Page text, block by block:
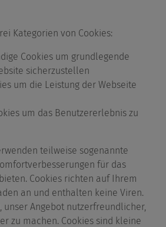
Kategorien von Cookies:
Cookies um grundlegende
sicherzustellen
um die Leistung der Webseite
um das Benutzererlebnis zu
teilweise sogenannte
für das
Cookies richten auf Ihrem
an und enthalten keine Viren.
unser Angebot nutzerfreundlicher,
zu machen. Cookies sind kleine